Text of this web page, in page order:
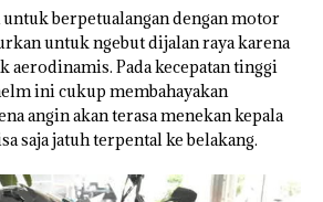
berpetualangan dengan motor
untuk ngebut dijalan raya karena
aerodinamis. Pada kecepatan tinggi
ini cukup membahayakan
angin akan terasa menekan kepala
saja jatuh terpental ke belakang.